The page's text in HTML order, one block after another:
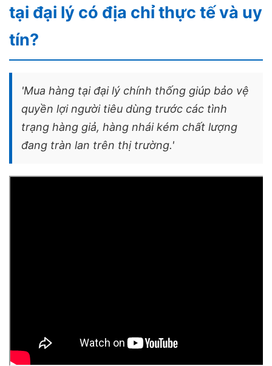
tại đại lý có địa chỉ thực tế và uy
tín?
'Mua hàng tại đại lý chính thống giúp bảo vệ
quyền lợi người tiêu dùng trước các tình
trạng hàng giả, hàng nhái kém chất lượng
đang tràn lan trên thị trường.'